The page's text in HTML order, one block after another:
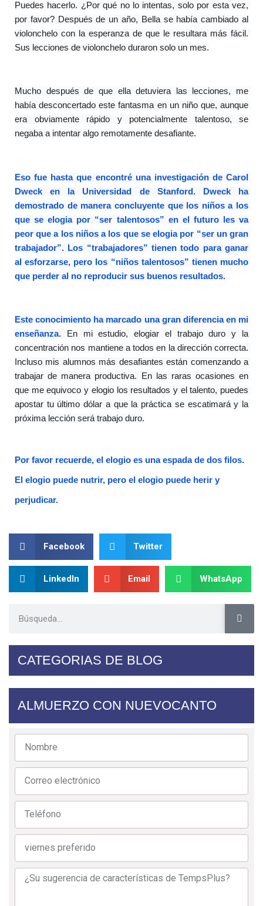
Puedes hacerlo. ¿Por qué no lo intentas, solo por esta vez,
por favor? Después de un año, Bella se había cambiado al
violonchelo con la esperanza de que le resultara más fácil.
Sus lecciones de violonchelo duraron solo un mes.
Mucho después de que ella detuviera las lecciones, me
había desconcertado este fantasma en un niño que, aunque
era obviamente rápido y potencialmente talentoso, se
negaba a intentar algo remotamente desafiante.
Eso fue hasta que encontré una investigación de Carol
Dweck en la Universidad de Stanford. Dweck ha
demostrado de manera concluyente que los niños a los
que se elogia por “ser talentosos” en el futuro les va
peor que a los niños a los que se elogia por “ser un gran
trabajador”. Los “trabajadores” tienen todo para ganar
al esforzarse, pero los “niños talentosos” tienen mucho
que perder al no reproducir sus buenos resultados.
Este conocimiento ha marcado una gran diferencia en mi
enseñanza. En mi estudio, elogiar el trabajo duro y la
concentración nos mantiene a todos en la dirección correcta.
Incluso mis alumnos más desafiantes están comenzando a
trabajar de manera productiva. En las raras ocasiones en
que me equivoco y elogio los resultados y el talento, puedes
apostar tu último dólar a que la práctica se escatimará y la
próxima lección será trabajo duro.
Por favor recuerde, el elogio es una espada de dos filos.
El elogio puede nutrir, pero el elogio puede herir y
perjudicar.
Facebook Twitter
LinkedIn Email WhatsApp
CATEGORIAS DE BLOG
ALMUERZO CON NUEVOCANTO